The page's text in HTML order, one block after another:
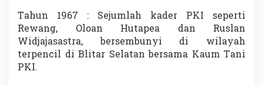
Tahun 1967 : Sejumlah kader PKI seperti
Rewang, Oloan Hutapea dan Ruslan
Widjajasastra, bersembunyi di wilayah
terpencil di Blitar Selatan bersama Kaum Tani
PKI.